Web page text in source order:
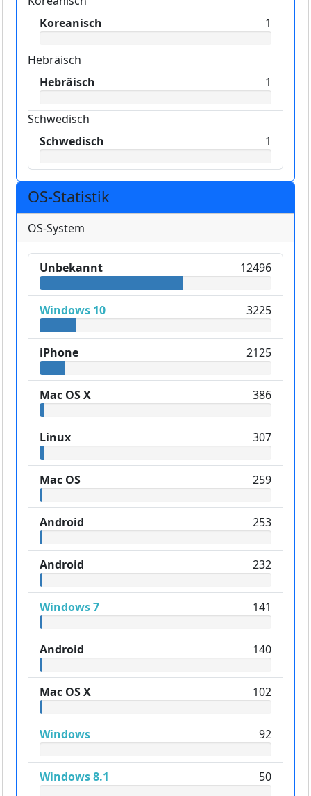
Koreanisch
1
Hebräisch
Hebräisch
1
Schwedisch
Schwedisch
1
OS-Statistik
OS-System
Unbekannt 12496
Windows 10 3225
iPhone 2125
Mac OS X 386
Linux 307
Mac OS 259
Android 253
Android 232
Windows 7 141
Android 140
Mac OS X 102
Windows 92
Windows 8.1 50